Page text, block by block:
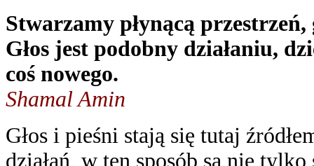
Stwarzamy płynącą przestrzeń,
Głos jest podobny działaniu,
coś nowego.
Shamal Amin
Głos i pieśni stają się tutaj
działań, w ten sposób są nie